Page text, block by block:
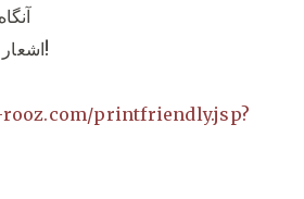
اشعار فروغ نیز ، مستهجن شد!
printfriendly.jsp?